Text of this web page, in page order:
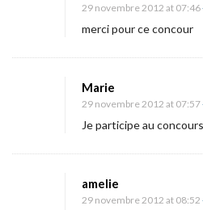
29 novembre 2012 at 07:46
merci pour ce concour
Marie
29 novembre 2012 at 07:57
Je participe au
amelie
29 novembre 2012 at 08:52